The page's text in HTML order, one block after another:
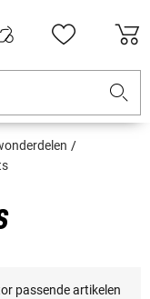
passende artikelen